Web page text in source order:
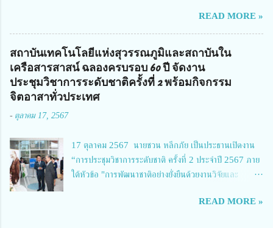
นายจักรภพ เนวะมาตย์ ผู้อำนวยการวิทยาลัยเทคนิคตาก ประธานคณะอนุกร
รมการฯ 1.นายวณิชา คณะใน ผู้ทรงคุณวุฒิ 2.นายภัทธาวุธ โพธา ผู้อำนวย
การวิทยาลัยสารพัดช่างกำแพงเพชร 3.นางสาวหัตถาภรณ์ เสาร์เรือน ผู้อำนวย
การวิทยาลัยการอาชีพบ้านตาก 4.นางเพ็ญศรี ขุนทอง ผู้อำนวยการวิทยาลัย
การอาชีพรัตนประสิทธิ์วิทย์ 5.นายธเนศ คงวังทอง ผู้อำนวยการวิทยาลัย
เกษตรและเทคโนโลยีพิจิตร 6.นายชัยณรงค์ คชมาตย์ ผู้อำนวยการวิทยาลัย
8.นายณัฐกฤต ภูทวี รองผู้อำนวยการวิทยาลัยเทคนิคตาก นายจักรภพ กล่าว
ยาวนาน มีบุคลากร นักเรียน นักศึกษาจำนวนมาก ต้องการควา...
READ MORE »
สถาบันเทคโนโลยีแห่งสุวรรณภูมิและสถาบันใน
เครือสารสาสน์ ฉลองครบรอบ 60 ปี จัดงาน
ประชุมวิชาการระดับชาติครั้งที่ 2 พร้อมกิจกรรม
จิตอาสาทั่วประเทศ
- ตุลาคม 17, 2567
17 ตุลาคม 2567 นายชวน หลีกภัย เป็นประธานเปิดงาน
“การประชุมวิชาการระดับชาติ ครั้งที่ 2 ประจำปี 2567 ภาย
ใต้หัวข้อ "การพัฒนาชาติอย่างยั่งยืนด้วยงานวิจัยและ
Technology National Conference 2024: 'Towards
READ MORE »